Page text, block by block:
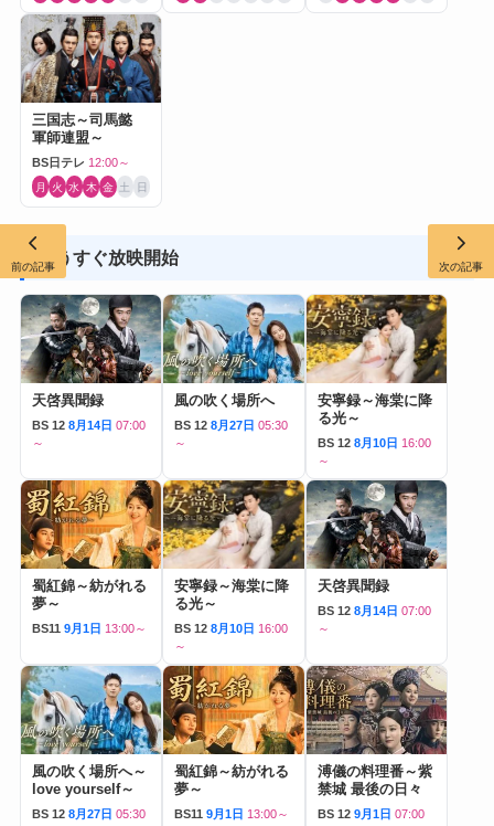
三国志～司馬懿
軍師連盟～
BS日テレ 12:00～
月 火 水 木 金 土 日
もうすぐ放映開始
天啓異聞録
BS 12 8月14日 07:00
～
風の吹く場所へ
BS 12 8月27日 05:30
～
安寧録～海棠に降
る光～
BS 12 8月10日 16:00
～
蜀紅錦～紡がれる
夢～
BS11 9月1日 13:00～
安寧録～海棠に降
る光～
BS 12 8月10日 16:00
～
天啓異聞録
BS 12 8月14日 07:00
～
風の吹く場所へ～
love yourself～
BS 12 8月27日 05:30
蜀紅錦～紡がれる
夢～
BS11 9月1日 13:00～
溥儀の料理番～紫
禁城 最後の日々
BS 12 9月1日 07:00
前の記事 次の記事